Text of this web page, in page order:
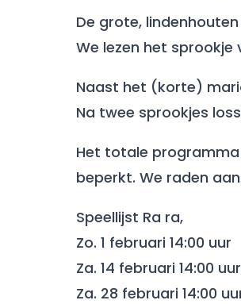
De grote,
We lezen het sprookje
Naast het (korte)
Na twee sprookjes
Het totale
beperkt. We raden
Speellijst Ra ra,
Zo. 1 februari 14:00 uur
Za. 14 februari 14:00 uur
Za. 28 februari 14:00